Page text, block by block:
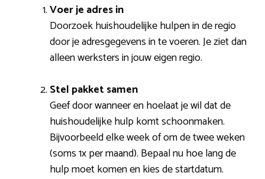
Voer je adres in
Doorzoek huishoudelijke hulpen in de regio
door je adresgegevens in te voeren. Je ziet dan
alleen werksters in jouw eigen regio.
Stel pakket samen
Geef door wanneer en hoelaat je wil dat de
huishoudelijke hulp komt schoonmaken.
Bijvoorbeeld elke week of om de twee weken
(soms 1x per maand). Bepaal nu hoe lang de
hulp moet komen en kies de startdatum.